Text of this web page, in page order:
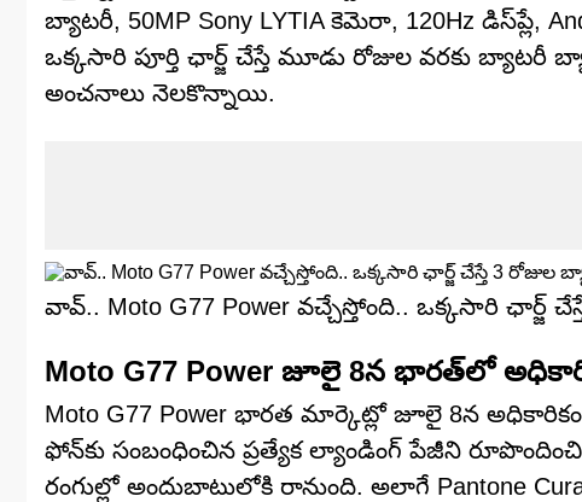
బ్యాటరీ, 50MP Sony LYTIA కెమెరా, 120Hz డిస్‌ప్లే,
ఒక్కసారి పూర్తి ఛార్జ్ చేస్తే మూడు రోజుల వరకు
అంచనాలు నెలకొన్నాయి.
వావ్‌.. Moto G77 Power వచ్చేస్తోంది.. ఒక్కసారి ఛార్జ్
Moto G77 Power జూలై 8న భారత్‌లో
Moto G77 Power భారత మార్కెట్లో జూలై 8న
ఫోన్‌కు సంబంధించిన ప్రత్యేక ల్యాండింగ్ పేజీని
రంగుల్లో అందుబాటులోకి రానుంది. అలాగే Pantone